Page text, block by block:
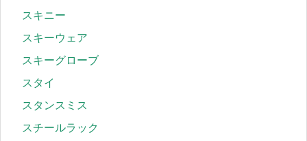
スキニー
スキーウェア
スキーグローブ
スタイ
スタンスミス
スチールラック